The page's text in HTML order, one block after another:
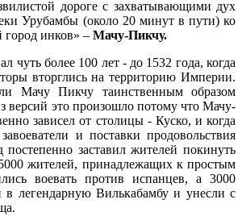
дороге с захватывающими дух
Урубамбы (около 20 минут в пути) ко
город инков» – Мачу-Пикчу.
чуть более 100 лет - до 1532 года, когда
вторглись на территорию Империи.
Мачу Пикчу таинственным образом
версий это произошло потому что Мачу-
зависел от столицы - Куско, и когда
и поставки продовольствия
постепенно заставил жителей покинуть
жителей, принадлежащих к простым
воевать против испанцев, а 3000
в легендарную Вилькабамбу и унесли с